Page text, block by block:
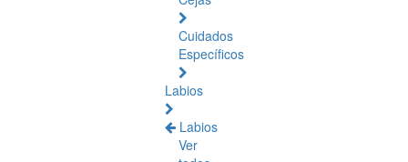
Cuidados
Específicos
Labios
Labios
Ver